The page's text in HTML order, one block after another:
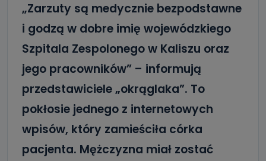
„Zarzuty są medycznie bezpodstawne
i godzą w dobre imię wojewódzkiego
Szpitala Zespolonego w Kaliszu oraz
jego pracowników” – informują
przedstawiciele „okrąglaka”. To
pokłosie jednego z internetowych
wpisów, który zamieściła córka
pacjenta. Mężczyzna miał zostać